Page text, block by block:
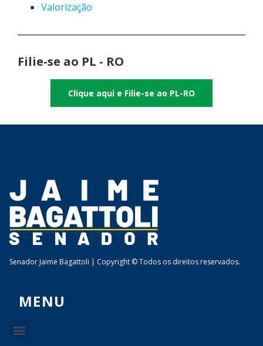
Valorização
Filie-se ao PL - RO
Clique aqui e Filie-se ao PL-RO
Senador Jaime Bagattoli | Copyright © Todos os direitos reservados.
MENU